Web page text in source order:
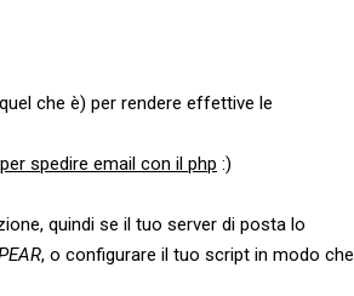
che è) per rendere effettive le
spedire email con il php :)
quindi se il tuo server di posta lo
, o configurare il tuo script in modo che